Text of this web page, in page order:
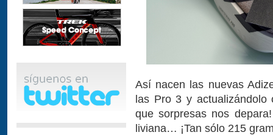
Así nacen las nuevas
las Pro 3 y actualizándolo
que sorpresas nos
liviana… ¡Tan sólo 215